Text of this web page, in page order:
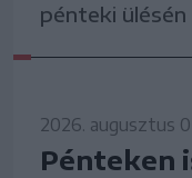
pénteki
2026. augusztus
Pénteken